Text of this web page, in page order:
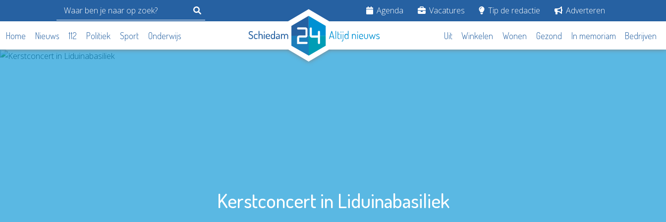
Agenda Vacatures Tip de redactie Adverteren
Home Nieuws 112 Politiek Sport Onderwijs Uit Winkelen Wonen Gezond In memoriam Bedrijven
Kerstconcert in Liduinabasiliek